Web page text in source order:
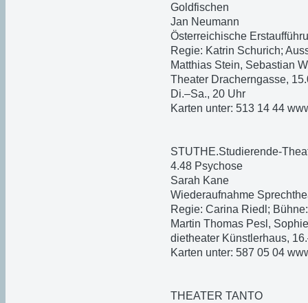
Goldfischen
Jan Neumann
Österreichische
Regie: Katrin Schurich;
Matthias Stein, Sebastian
Theater Dracherngasse,
Di.–Sa., 20 Uhr
Karten unter: 513 14 44
STUTHE.Studierende-
4.48 Psychose
Sarah Kane
Wiederaufnahme
Regie: Carina Riedl;
Martin Thomas Pesl,
dietheater Künstlerhaus,
Karten unter: 587 05 04
THEATER TANTO